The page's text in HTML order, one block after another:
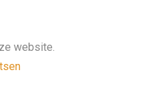
website.